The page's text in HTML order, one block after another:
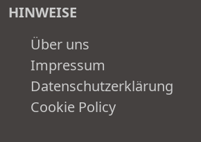
HINWEISE
Über uns
Impressum
Datenschutzerklärung
Cookie Policy